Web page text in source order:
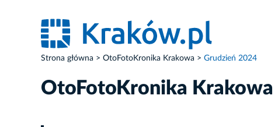
Strona główna OtoFotoKronika Krakowa Grudzień 2024
OtoFotoKronika Krakowa